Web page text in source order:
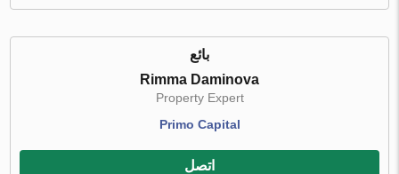
بائع
Rimma Daminova
Property Expert
Primo Capital
اتصل